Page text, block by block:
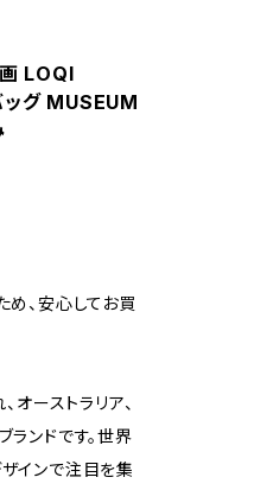
LOQI
グ MUSEUM
め、安心してお買
ーストラリア、
ンドです。世界
インで注目を集